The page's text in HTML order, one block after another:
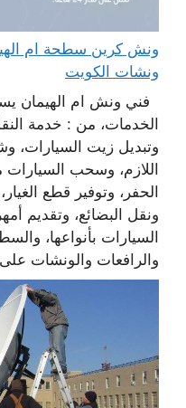
ونشات الكويت
فني ونش ام الهيمان
الخدمات، من : خدمة
وتبديل زيت السيارات،
اللازم، وسحب
الحفر، وتوفير قطع
ونقل البضائع، وتقديم
السيارات بأنواعها،
والرافعات والونشات على